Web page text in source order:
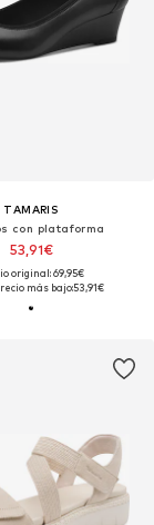
TAMARIS
con plataforma
53,91€
original: 69,95€
más bajo:53,91€